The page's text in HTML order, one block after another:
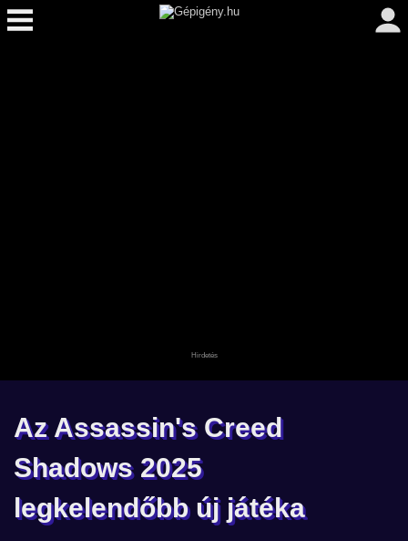
Az Assassin's Creed
Shadows 2025
legkelendőbb új játéka